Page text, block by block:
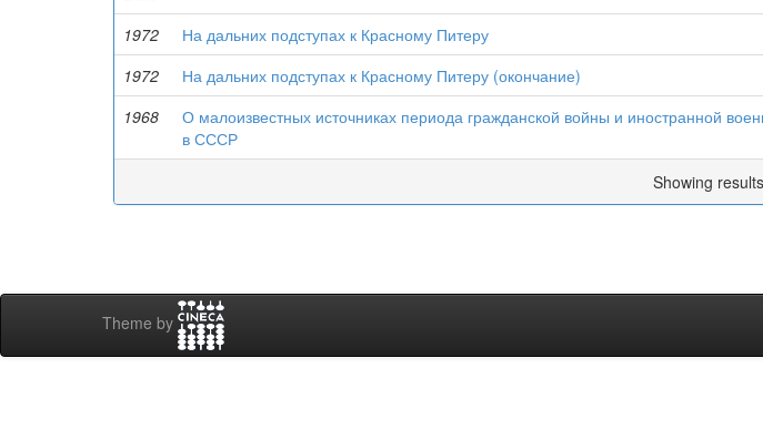
1972 На дальних подступах к Красному Питеру
1972
На дальних подступах к Красному Питеру (окончание)
1968
О малоизвестных источниках периода гражданской войны и иностранной
в СССР
Showing
Theme by